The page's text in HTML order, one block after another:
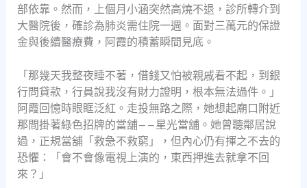
部依靠。然而，上個月小涵突然高燒不退，診所轉介到
大醫院後，確診為肺炎需住院一週。面對三萬元的保證
金與後續醫療費，阿霞的積蓄瞬間見底。
「那幾天我整夜睡不著，借錢又怕被親戚看不起，到銀
行問貸款，行員說我沒有財力證明，根本無法過件。」
阿霞回憶時眼眶泛紅。走投無路之際，她想起廟口附近
那間掛著綠色招牌的當舖——星光當舖。她曾聽鄰居說
過，正規當舖「救急不救窮」，但內心仍有揮之不去的
恐懼：「會不會像電視上演的，東西押進去就拿不回
來？」